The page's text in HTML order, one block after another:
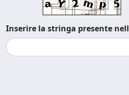
Inserire la stringa presente